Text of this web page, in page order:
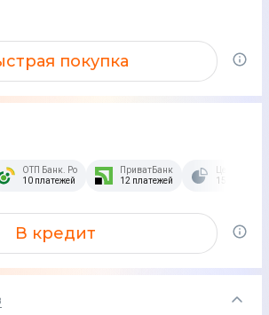
покупка
ОТП Банк. Розстрочка Скибочка.
10 платежей
ПриватБанк
12 платежей
15 платежей
В кредит